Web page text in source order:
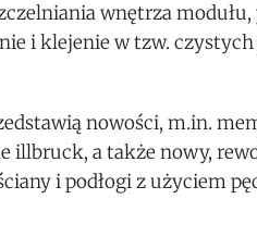
wnętrza
i klejenie w tzw.
nowości, m.in.
illbruck, a także nowy,
i podłogi z użyciem